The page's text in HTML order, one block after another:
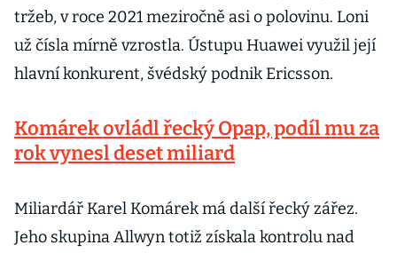
tržeb, v roce 2021 meziročně asi o polovinu. Loni
už čísla mírně vzrostla. Ústupu Huawei využil její
hlavní konkurent, švédský podnik Ericsson.
Komárek ovládl řecký Opap, podíl mu za
rok vynesl deset miliard
Miliardář Karel Komárek má další řecký zářez.
Jeho skupina Allwyn totiž získala kontrolu nad